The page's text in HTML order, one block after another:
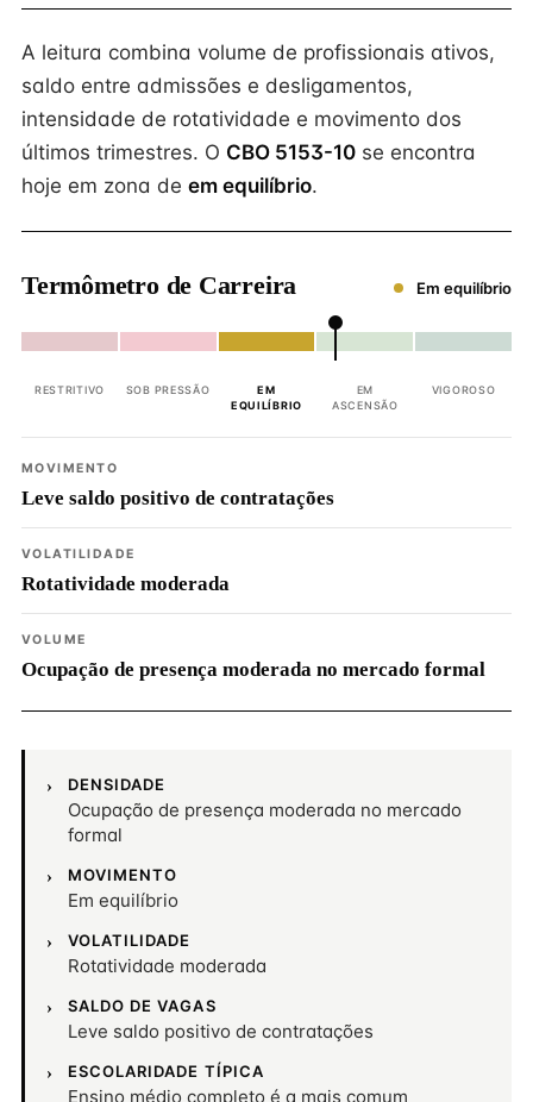
A leitura combina volume de profissionais ativos,
saldo entre admissões e desligamentos,
intensidade de rotatividade e movimento dos
últimos trimestres. O CBO 5153-10 se encontra
hoje em zona de em equilíbrio.
Termômetro de Carreira Em equilíbrio
RESTRITIVO SOB PRESSÃO
EM
EQUILÍBRIO
EM
ASCENSÃO
VIGOROSO
MOVIMENTO
Leve saldo positivo de contratações
VOLATILIDADE
Rotatividade moderada
VOLUME
Ocupação de presença moderada no mercado formal
DENSIDADE
Ocupação de presença moderada no mercado
formal
MOVIMENTO
Em equilíbrio
VOLATILIDADE
Rotatividade moderada
SALDO DE VAGAS
Leve saldo positivo de contratações
ESCOLARIDADE TÍPICA
Ensino médio completo é a mais comum